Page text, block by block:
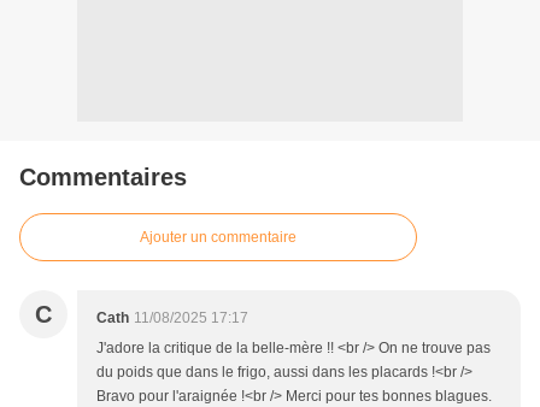
Commentaires
Ajouter un commentaire
C Cath 11/08/2025 17:17
J'adore la critique de la belle-mère !! <br /> On ne trouve pas
du poids que dans le frigo, aussi dans les placards !<br />
Bravo pour l'araignée !<br /> Merci pour tes bonnes blagues.